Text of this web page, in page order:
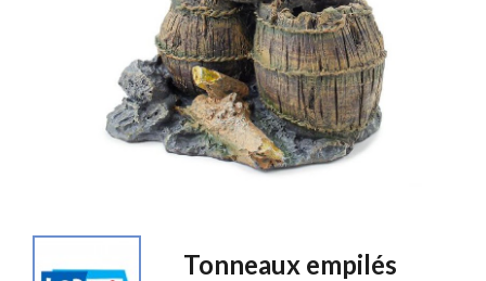
Tonneaux empilés